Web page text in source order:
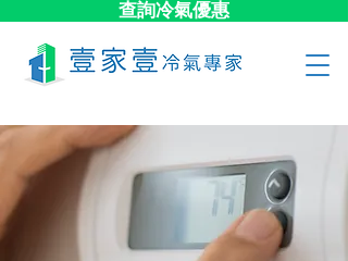
查詢冷氣優惠